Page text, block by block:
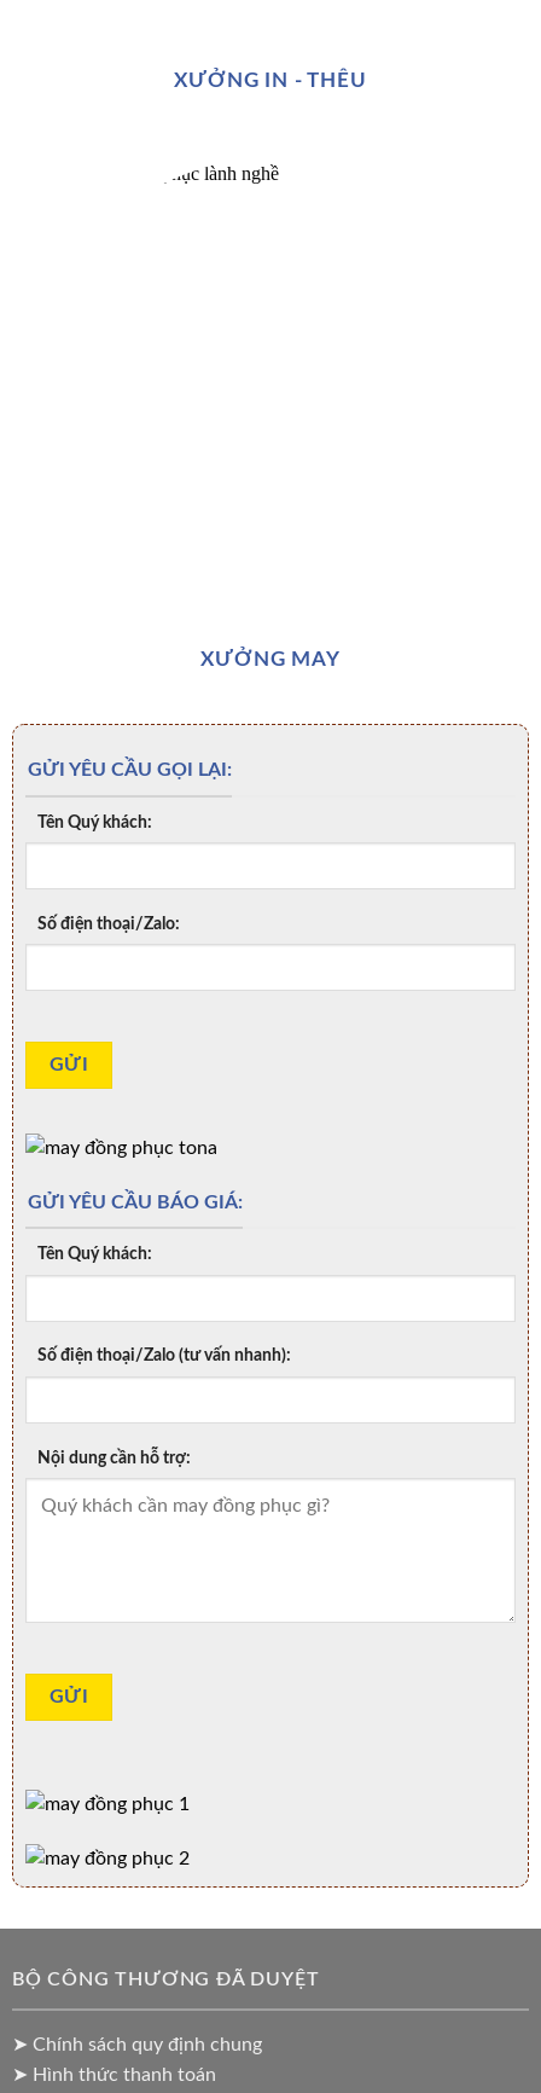
XƯỞNG IN - THÊU
XƯỞNG MAY
GỬI YÊU CẦU GỌI LẠI:
Tên Quý khách:
Số điện thoại/Zalo:
GỬI YÊU CẦU BÁO GIÁ:
Tên Quý khách:
Số điện thoại/Zalo (tư vấn nhanh):
Nội dung cần hỗ trợ:
BỘ CÔNG THƯƠNG ĐÃ DUYỆT
➤ Chính sách quy định chung
➤ Hình thức thanh toán